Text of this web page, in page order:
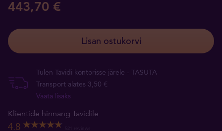
443,70 €
Lisan ostukorvi
Tulen Tavidi kontorisse järele - TASUTA
Transport alates 3,50 €
Vaata lisaks
Klientide hinnang Tavidile
4.8